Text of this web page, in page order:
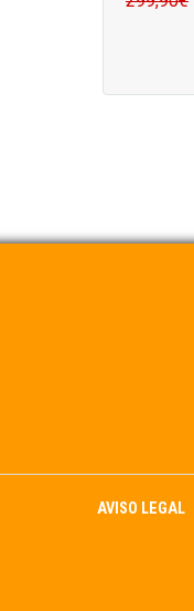
AVISO LEGAL